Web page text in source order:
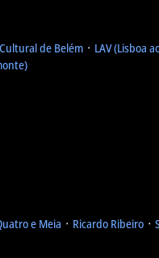
de Belém ᛫ LAV (Lisboa
e Meia ᛫ Ricardo Ribeiro ᛫